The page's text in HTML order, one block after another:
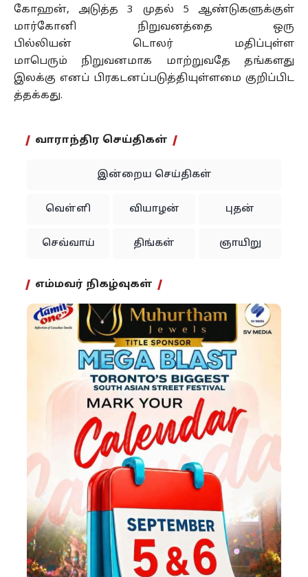
கோஹன், அடுத்த 3 முதல் 5 ஆண்டுகளுக்குள்
மார்கோனி நிறுவனத்தை ஒரு
பில்லியன் டொலர் மதிப்புள்ள
மாபெரும் நிறுவனமாக மாற்றுவதே தங்களது
இலக்கு எனப் பிரகடனப்படுத்தியுள்ளமை குறிப்பிட
த்தக்கது.
வாராந்திர செய்திகள்
இன்றைய செய்திகள்
வெள்ளி வியாழன் புதன்
செவ்வாய் திங்கள் ஞாயிறு
எம்மவர் நிகழ்வுகள்